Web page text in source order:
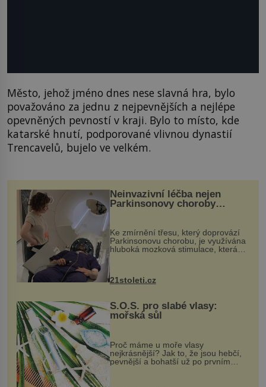
Město, jehož jméno dnes nese slavná hra, bylo
považováno za jednu z nejpevnějších a nejlépe
opevněných pevností v kraji. Bylo to místo, kde
katarské hnutí, podporované vlivnou dynastií
Trencavelů, bujelo ve velkém.
Neinvazivní léčba nejen
Parkinsonovy choroby
Ke zmírnění třesu, který doprovází
Parkinsonovu chorobu, je využívána
hluboká mozková stimulace, která
však vyžaduje vysoce invazivní
zákrok. Ultrazvuk zase není vhodný
k dostatečně přesnému zacílení ...
21stoleti.cz
S.O.S. pro slabé vlasy:
mořská sůl
Proč máme u moře vlasy
nejkrásnější? Jak to, že jsou hebčí,
pevnější a bohatší už po prvním